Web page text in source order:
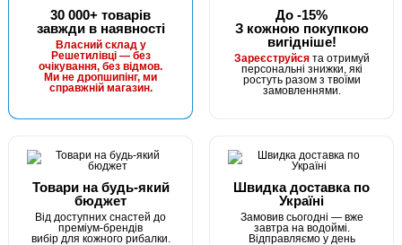
30 000+ товарів
завжди в наявності
Власний склад у
Решетилівці — без
очікування, без відмов.
Ми не дропшипінг, ми
справжній магазин.
До -15%
З кожною покупкою
вигідніше!
Зареєструйсята отримуй
персональні знижки, які
ростуть разом з твоїми
замовленнями.
Товари на будь-який
бюджет
Від доступних снастей до
преміум-брендів
вибір для кожного рибалки.
Швидка доставка по
Україні
Замовив сьогодні — вже
завтра на водоймі.
Відправляємо у день